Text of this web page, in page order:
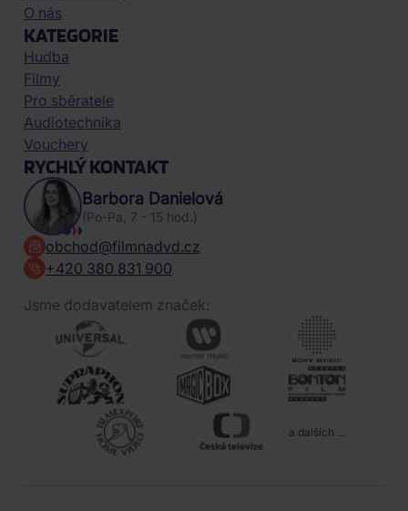
O nás
KATEGORIE
Hudba
Filmy
Pro sběratele
Audiotechnika
Vouchery
RYCHLÝ KONTAKT
Barbora Danielová
(Po-Pa, 7 - 15 hod.)
obchod@filmnadvd.cz
+420 380 831 900
Jsme dodavatelem značek:
a dalších ...